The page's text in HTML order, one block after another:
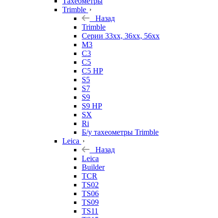
Trimble
Назад
Trimble
Серии 33xx, 36xx, 56xx
M3
C3
C5
C5 HP
S5
S7
S9
S9 HP
SX
Ri
Б/у тахеометры Trimble
Leica
Назад
Leica
Builder
TCR
TS02
TS06
TS09
TS11